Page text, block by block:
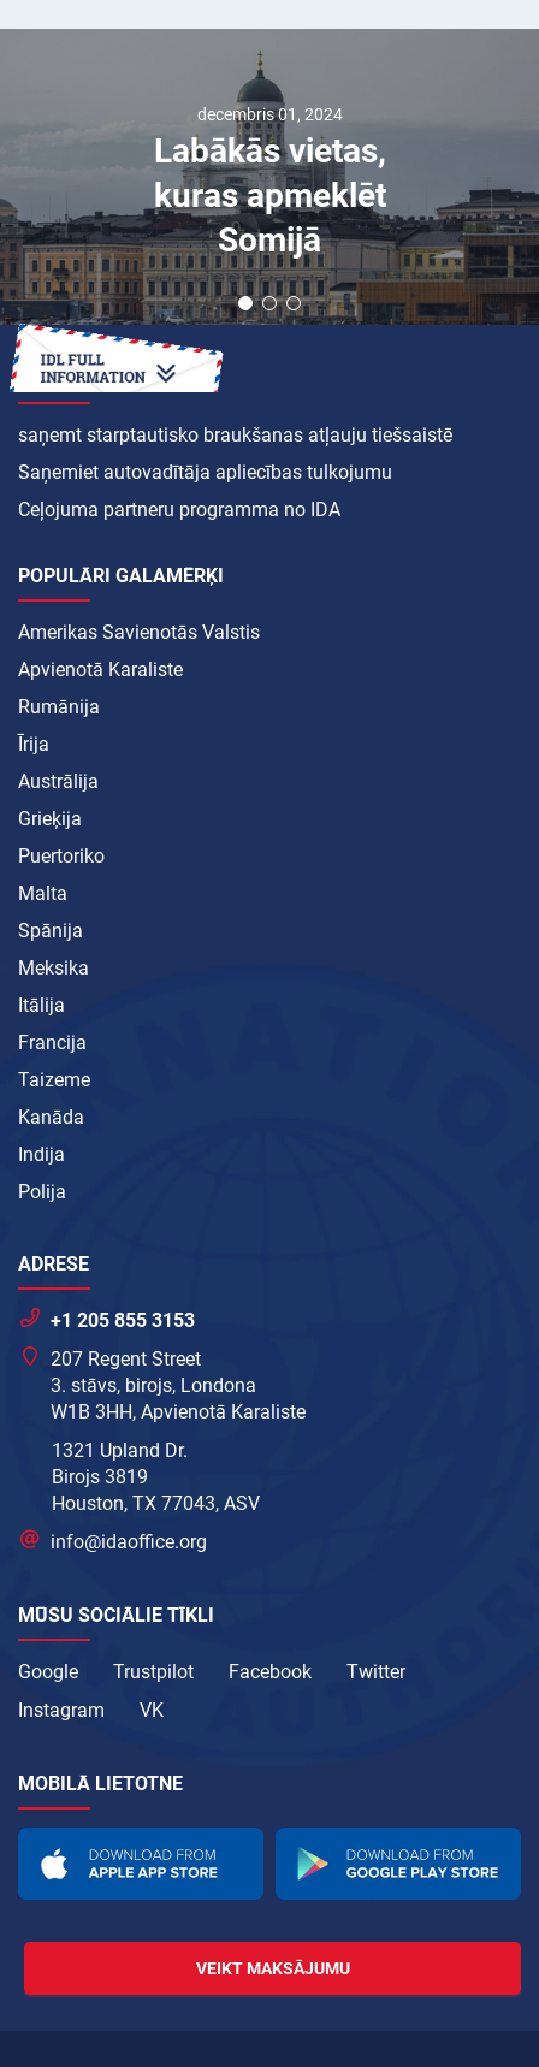
decembris 01, 2024
Labākās vietas,
kuras apmeklēt
Somijā
KĀ
saņemt starptautisko braukšanas atļauju tiešsaistē
Saņemiet autovadītāja apliecības tulkojumu
Ceļojuma partneru programma no IDA
POPULĀRI GALAMĒRĶI
Amerikas Savienotās Valstis
Apvienotā Karaliste
Rumānija
Īrija
Austrālija
Grieķija
Puertoriko
Malta
Spānija
Meksika
Itālija
Francija
Taizeme
Kanāda
Indija
Polija
ADRESE
+1 205 855 3153
207 Regent Street
3. stāvs, birojs, Londona
W1B 3HH, Apvienotā Karaliste
1321 Upland Dr.
Birojs 3819
Houston, TX 77043, ASV
info@idaoffice.org
MŪSU SOCIĀLIE TĪKLI
Google Trustpilot Facebook
Twitter
Instagram
VK
MOBILĀ LIETOTNE
VEIKT MAKSĀJUMU